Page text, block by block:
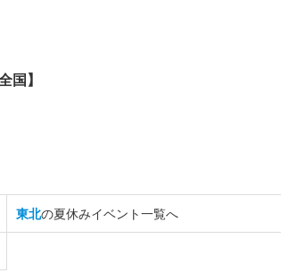
】
東北の夏休みイベント一覧へ